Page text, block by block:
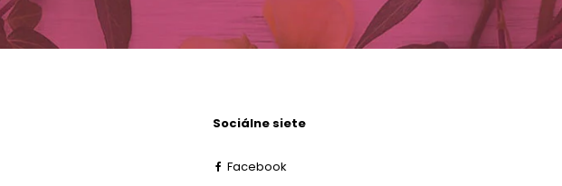
Sociálne siete
Facebook